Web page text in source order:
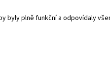
byly plně funkční a odpovídaly